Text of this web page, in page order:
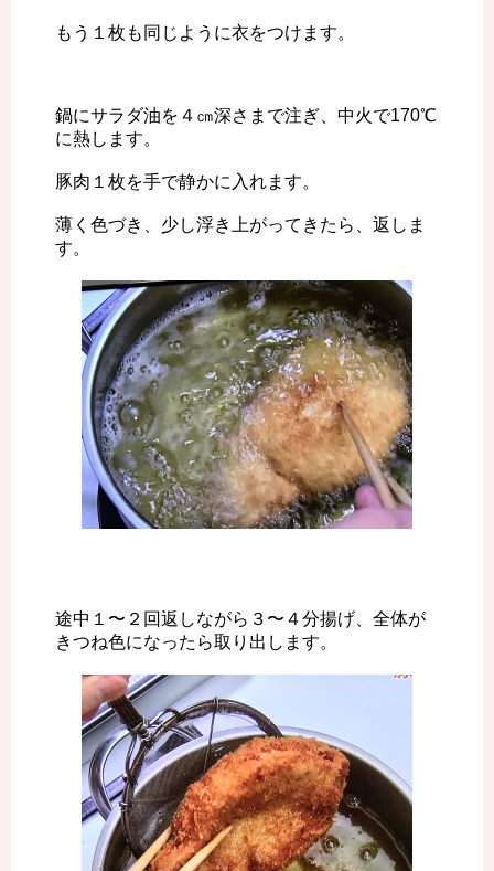
もう１枚も同じように衣をつけます。
鍋にサラダ油を４㎝深さまで注ぎ、中火で170℃
に熱します。
豚肉１枚を手で静かに入れます。
薄く色づき、少し浮き上がってきたら、返しま
す。
途中１〜２回返しながら３〜４分揚げ、全体が
きつね色になったら取り出します。